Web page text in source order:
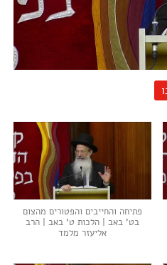
פתיחה והחייבים והפטורים מהצום
בט' באב | הלכות ט' באב | הרב
אליעזר מלמד